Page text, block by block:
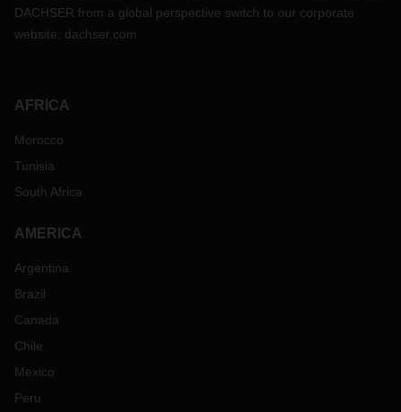
DACHSER from a global perspective switch to our corporate
website: dachser.com
AFRICA
Morocco
Tunisia
South Africa
AMERICA
Argentina
Brazil
Canada
Chile
Mexico
Peru